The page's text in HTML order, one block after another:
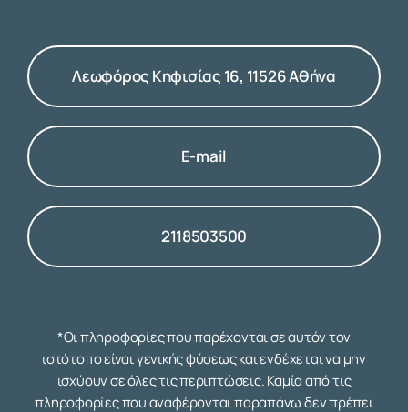
Λεωφόρος Κηφισίας 16, 11526 Αθήνα
E-mail
2118503500
*Οι πληροφορίες που παρέχονται σε αυτόν τον
ιστότοπο είναι γενικής φύσεως και ενδέχεται να μην
ισχύουν σε όλες τις περιπτώσεις. Καμία από τις
πληροφορίες που αναφέρονται παραπάνω δεν πρέπει